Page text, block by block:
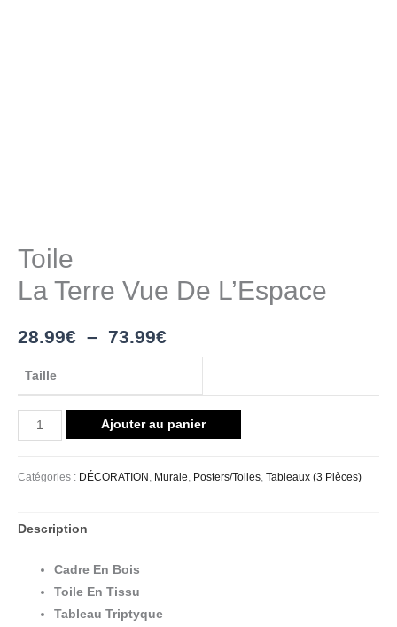
Toile
La Terre Vue De L’Espace
28.99€ – 73.99€
Taille
Ajouter au panier
Catégories : DÉCORATION , Murale, Posters/Toiles, Tableaux (3 Pièces)
Description
Cadre En Bois
Toile En Tissu
Tableau Triptyque